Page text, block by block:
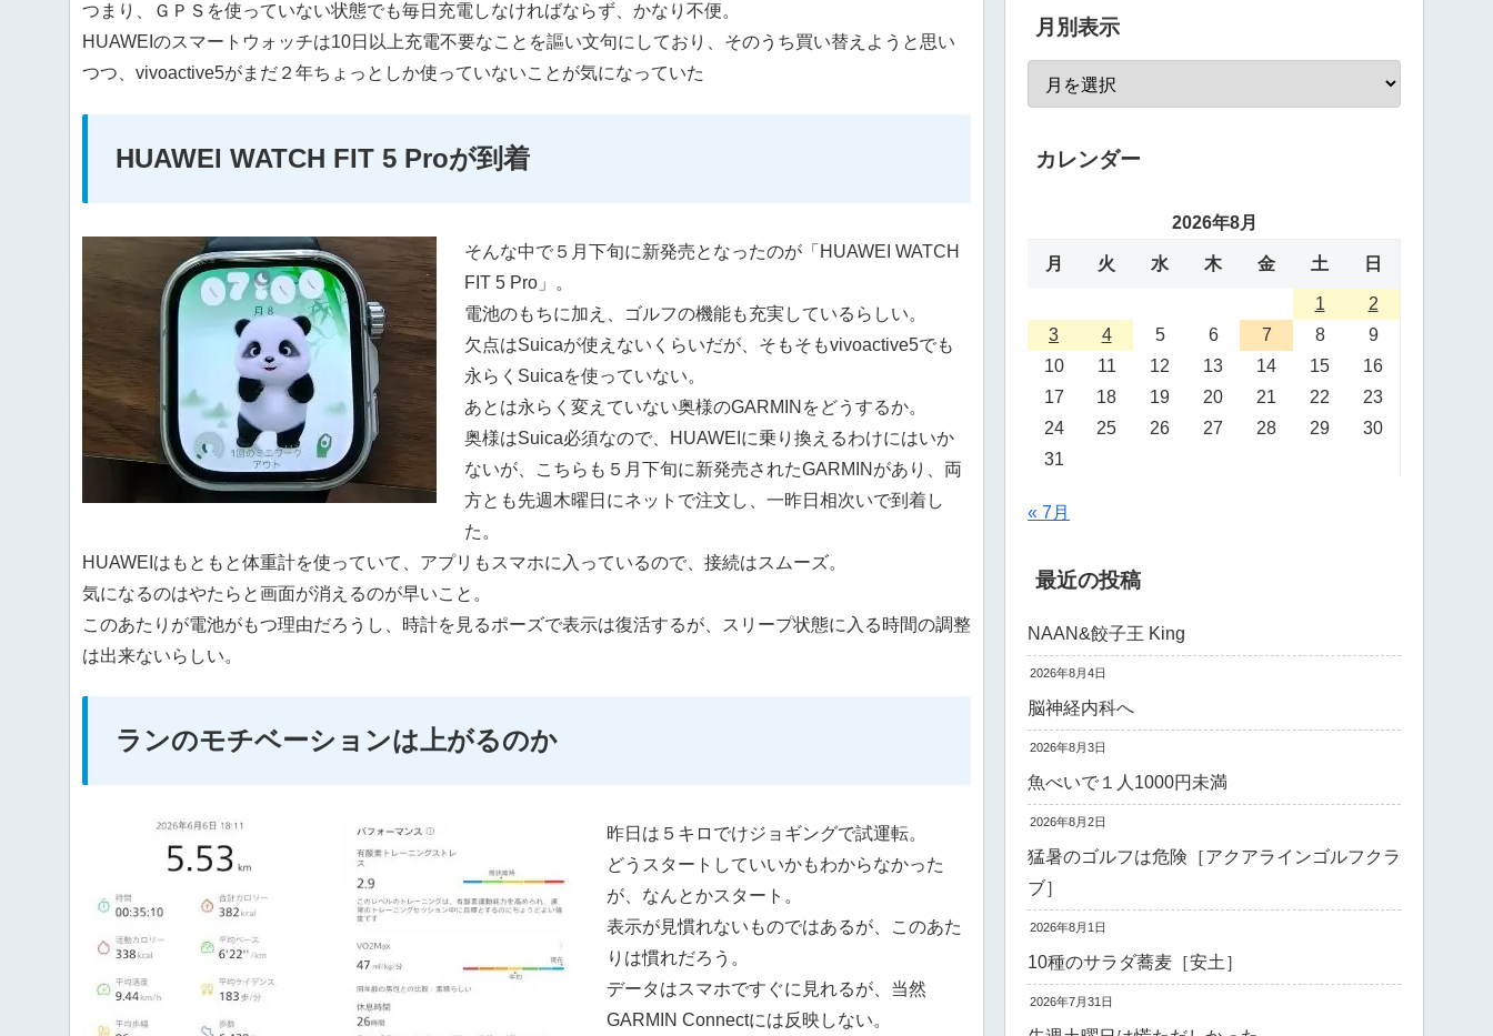
つまり、ＧＰＳを使っていない状態でも毎日充電しなければならず、かなり不便。
HUAWEIのスマートウォッチは10日以上充電不要なことを謳い文句にしており、そのうち買い替えようと思い
つつ、vivoactive5がまだ２年ちょっとしか使っていないことが気になっていた
HUAWEI WATCH FIT 5 Proが到着
そんな中で５月下旬に新発売となったのが「HUAWEI WATCH
FIT 5 Pro」。
電池のもちに加え、ゴルフの機能も充実しているらしい。
欠点はSuicaが使えないくらいだが、そもそもvivoactive5でも
永らくSuicaを使っていない。
あとは永らく変えていない奥様のGARMINをどうするか。
奥様はSuica必須なので、HUAWEIに乗り換えるわけにはいか
ないが、こちらも５月下旬に新発売されたGARMINがあり、両
方とも先週木曜日にネットで注文し、一昨日相次いで到着し
た。
HUAWEIはもともと体重計を使っていて、アプリもスマホに入っているので、接続はスムーズ。
気になるのはやたらと画面が消えるのが早いこと。
このあたりが電池がもつ理由だろうし、時計を見るポーズで表示は復活するが、スリープ状態に入る時間の調整
は出来ないらしい。
ランのモチベーションは上がるのか
昨日は５キロでけジョギングで試運転。
どうスタートしていいかもわからなかった
が、なんとかスタート。
表示が見慣れないものではあるが、このあた
りは慣れだろう。
データはスマホですぐに見れるが、当然
GARMIN Connectには反映しない。
月別表示
カレンダー
2026年8月
月 火 水 木 金 土 日
1
2
3
4 5 6 7 8
9
10
11 12 13 14 15
16
17
18 19 20 21 22
23
24
25 26 27 28 29
30
31
« 7月
最近の投稿
NAAN&餃子王 King
2026年8月4日
脳神経内科へ
2026年8月3日
魚べいで１人1000円未満
2026年8月2日
猛暑のゴルフは危険［アクアラインゴルフクラ
ブ］
2026年8月1日
10種のサラダ蕎麦［安土］
2026年7月31日